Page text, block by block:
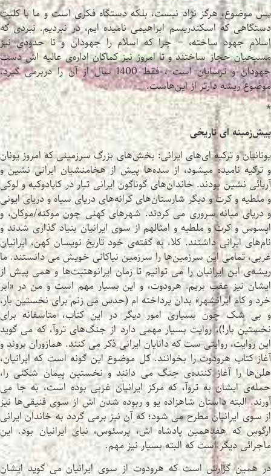
پس موضوع، هرگز نژاد نیست، بلکه دستگاه فکری است و ما با کلیت
دستگاهی که اسکندریسم ابراهیمی نامیده ایم، در نبردیم. نبردی که
اسلامِ جهود ساخته، – چرا که اسلام را جهودان و تا حدودی نیز
مسیحیان حجاز ساختند و تا امروز نیز کماکان اداره‌ی عالیه اش دست
جهودان و ترسایان است-، فقط 1400 سال از آن را دربرمی گیرد.
موضوع ریشه دارتر از این‌هاست.
*
پیش‌زمینه‌ ای تاریخی
یونانیان و ترکیه ای‌های ایرانی: بخش‌های بزرگ سرزمینی که امروز یونان
و ترکیه نامیده میشود، از سده‌ها پیش از هخامنشیان ایرانی نشین و
آریائی نشین بودند. خاندان‌های گوناگون ایرانی تبار در کاپادوکیه و لوکی
و ملطیه و کرت و دیگر شارستان‌های کرانه‌های دریای سیاه و دریای ایونی
و دریای میانه سروری می کردند. شهرهای کهنی چون موکنه/موکان، و
اپسوس و کرت و ملطیه و امثالهم از سوی ایرانیان بنیاد گذاری شدند و
نام‌های ایرانی داشتند. کلا، به گفته‌ی خود تاریخ نویسان کهن، ایرانیان
غربی، تمامی این سرزمین‌ها را سرزمین نیاکانی خویش می دانستند. ما
ریشه‌ی این ایرانیان را می توانیم تا زمان ایرانوهتیت‌ها و همی پیش از
ایشان نیز عقب بریم. هرودوت، و این بسیار مهم است و من در «ابر
خرد و کام ایرانشهر» بدان پرداخته ام (حدس می زنم برای نخستین بار،
و بی شک چون بسیاری امور دیگر در این کتاب، متاسفانه برای
نخستین بار!)، روایت بسیار مهمی دارد از جنگ‌های تروآ، که می گوید
این روایت، روایتی ست که دانایان ایرانی ذکر می کنند. همازوران بروند و
آغاز کتاب هرودوت را بخوانند. کل موضوع این گونه است که ایرانیان،
هلن‌ها را آغاز کننده‌ی جنگ می دانند و نخستین پیمان شکنی را،
حمله‌ی ایشان به تروآ، که مرکز ایرانیان غربی بوده است، به جا می
آورند. البته داستان شاهزاده یو و ربوده شدن اش از سوی فنیقی‌ها نیز
از سوی ایرانیان مطرح می شود؛ که آن نیز برمی گردد به خاندان ایرانی
ارگوس که هفدهمین پادشاه اش، پرسئوس، نیای ایرانیان بود. این
ماجرائی دیگر است که البته بسیار نیز مهم.
در همین گزارش است که هرودوت از سوی ایرانیان می گوید ایشان